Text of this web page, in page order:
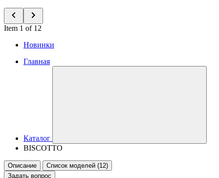
Item 1 of 12
Новинки
Главная
Каталог
BISCOTTO
Описание
Список моделей (12)
Задать вопрос